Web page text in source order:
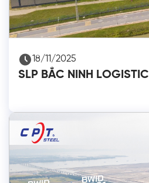
18/11/2025
SLP BẮC NINH LOGISTIC